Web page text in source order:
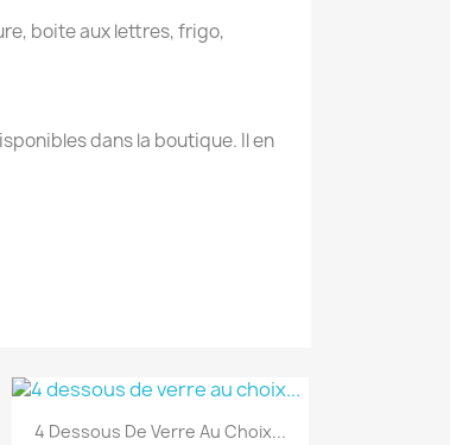
boite aux lettres, frigo,
dans la boutique. Il en
Aperçu rapide
4 Dessous De Verre Au Choix...